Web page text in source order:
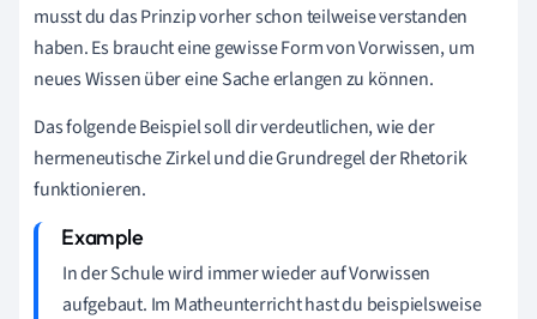
musst du das Prinzip vorher schon teilweise verstanden
haben. Es braucht eine gewisse Form von Vorwissen, um
neues Wissen über eine Sache erlangen zu können.
Das folgende Beispiel soll dir verdeutlichen, wie der
hermeneutische Zirkel und die Grundregel der Rhetorik
funktionieren.
In der Schule wird immer wieder auf Vorwissen
aufgebaut. Im Matheunterricht hast du beispielsweise